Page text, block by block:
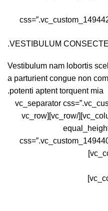
VESTIBULUM
Vestibulum nam lobortis
a parturient congue non
potenti aptent torquent mia.
[vc_separator
bottom: 30px !important;}”][/vc_column][/vc_row][vc_row